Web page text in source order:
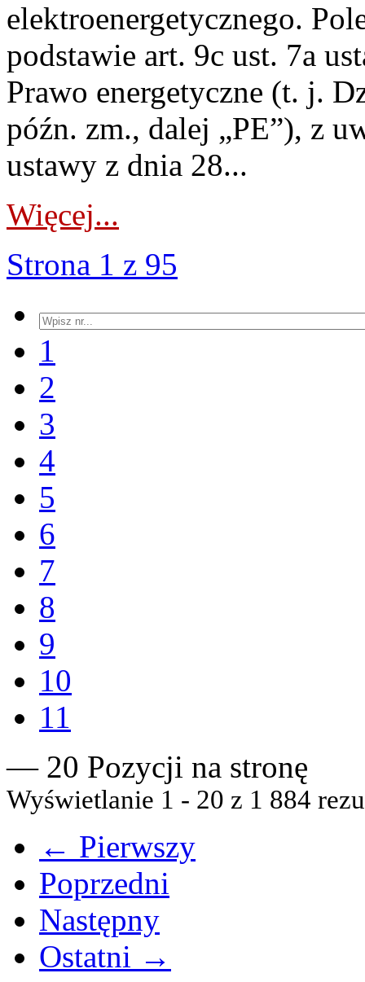
elektroenergetycznego.
podstawie art. 9c ust. 7a
Prawo energetyczne (t. j.
późn. zm., dalej „PE”), z
ustawy z dnia 28...
Więcej...
Strona 1 z 95
1
2
3
4
5
6
7
8
9
10
11
— 20 Pozycji na stronę
Wyświetlanie 1 - 20 z 1 884
← Pierwszy
Poprzedni
Następny
Ostatni →